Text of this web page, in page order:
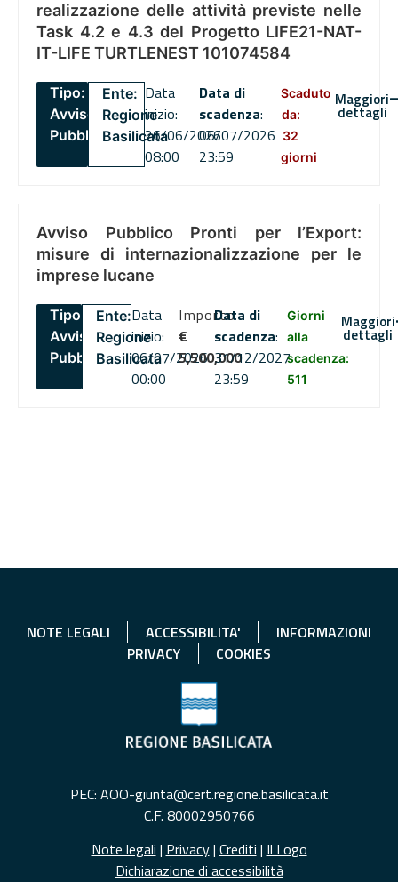
realizzazione delle attività previste nelle
Task 4.2 e 4.3 del Progetto LIFE21-NAT-
IT-LIFE TURTLENEST 101074584
Tipo:
Avviso
Pubblico
Ente:
Regione
Basilicata
Data
inizio:
26/06/2026
08:00
Data di
scadenza:
06/07/2026
23:59
Scaduto
da:
32
giorni
Maggiori
dettagli
Avviso Pubblico Pronti per l’Export:
misure di internazionalizzazione per le
imprese lucane
Tipo:
Avviso
Pubblico
Ente:
Regione
Basilicata
Data
inizio:
06/07/2026
00:00
Importo
€
5,500,000
Data di
scadenza:
31/12/2027
23:59
Giorni
alla
scadenza:
511
Maggiori
dettagli
NOTE LEGALI ACCESSIBILITA'
INFORMAZIONI
PRIVACY
COOKIES
PEC: AOO-giunta@cert.regione.basilicata.it
C.F. 80002950766
Note legali | Privacy| Crediti | Il Logo
Dichiarazione di accessibilità